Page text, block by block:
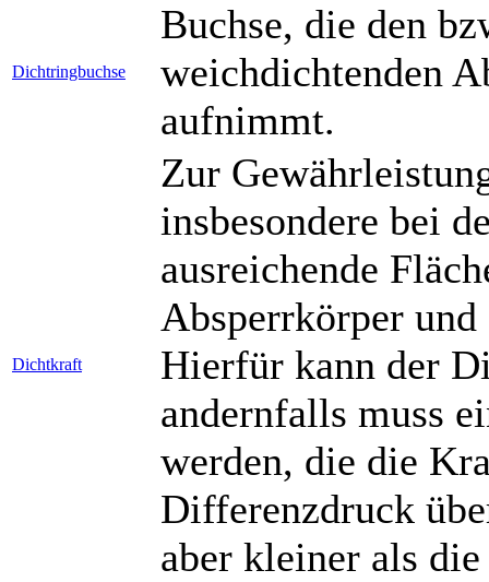
Dichtringbuchse
Buchse, die den
weichdichtenden
aufnimmt.
Dichtkraft
Zur
insbesondere bei
ausreichende
Absperrkörper
Hierfür kann der
andernfalls muss
werden, die die
Differenzdruck
aber kleiner als